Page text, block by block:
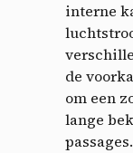
interne
de
om een
lange
passages.